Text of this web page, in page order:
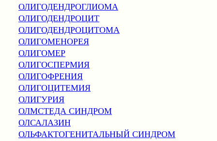
ОЛИГОДЕНДРОГЛИОМА
ОЛИГОДЕНДРОЦИТ
ОЛИГОДЕНДРОЦИТОМА
ОЛИГОМЕНОРЕЯ
ОЛИГОМЕР
ОЛИГОСПЕРМИЯ
ОЛИГОФРЕНИЯ
ОЛИГОЦИТЕМИЯ
ОЛИГУРИЯ
ОЛМСТЕДА СИНДРОМ
ОЛСАЛАЗИН
ОЛЬФАКТОГЕНИТАЛЬНЫЙ СИНДРОМ